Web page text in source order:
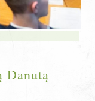
Danutą